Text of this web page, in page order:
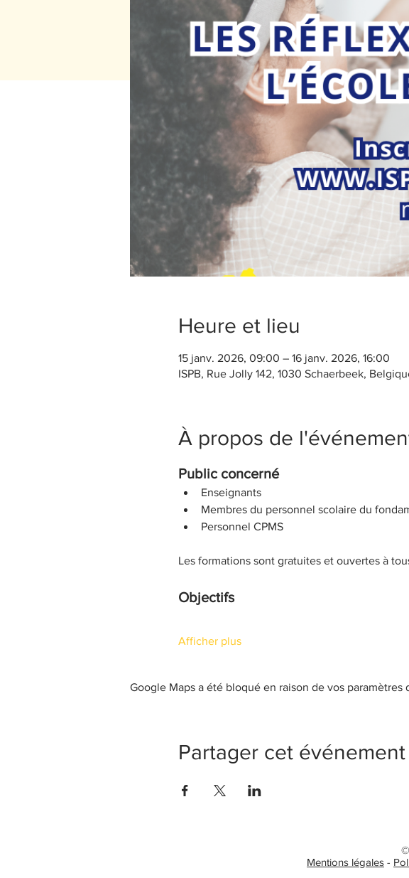
Heure et lieu
15 janv. 2026, 09:00 – 16 janv. 2026, 16:00
ISPB, Rue Jolly 142, 1030 Schaerbeek,
À propos de
Public concerné
Enseignants
Membres du personnel scolaire du
Personnel CPMS
Les formations sont gratuites et ouvertes à
Objectifs
Afficher plus
Google Maps a été bloqué en raison de vos
Partager cet événement
©
Mentions légales -